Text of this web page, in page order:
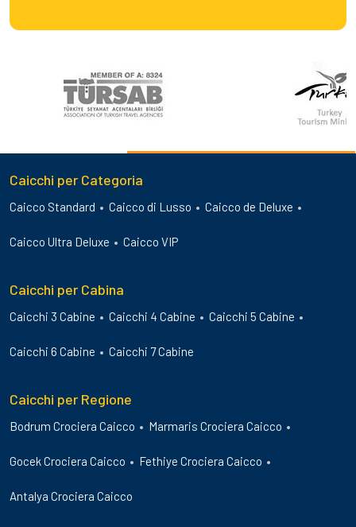
Caicchi per Categoria
Caicco Standard Caicco di Lusso Caicco de Deluxe
Caicco Ultra Deluxe Caicco VIP
Caicchi per Cabina
Caicchi 3 Cabine Caicchi 4 Cabine Caicchi 5 Cabine
Caicchi 6 Cabine Caicchi 7 Cabine
Caicchi per Regione
Bodrum Crociera Caicco Marmaris Crociera Caicco
Gocek Crociera Caicco Fethiye Crociera Caicco
Antalya Crociera Caicco